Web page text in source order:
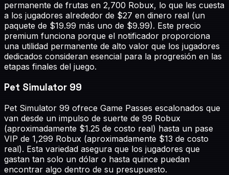
permanente de frutas en 2,700 Robux, lo que les cuesta
a los jugadores alrededor de $27 en dinero real (un
paquete de $19.99 más uno de $9.99). Este precio
premium funciona porque el notificador proporciona
una utilidad permanente de alto valor que los jugadores
dedicados consideran esencial para la progresión en las
etapas finales del juego.
Pet Simulator 99
Pet Simulator 99 ofrece Game Passes escalonados que
van desde un impulso de suerte de 99 Robux
(aproximadamente $1.25 de costo real) hasta un pase
VIP de 1,299 Robux (aproximadamente $13 de costo
real). Esta variedad asegura que los jugadores que
gastan tan solo un dólar o hasta quince puedan
encontrar algo dentro de su presupuesto.